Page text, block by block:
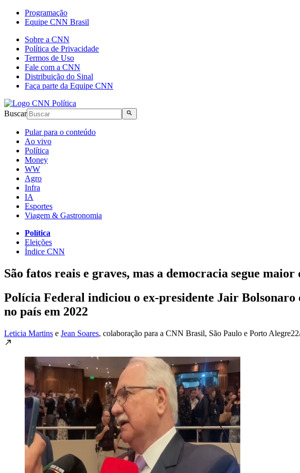
Programação
Equipe CNN Brasil
Sobre a CNN
Política de Privacidade
Termos de Uso
Fale com a CNN
Distribuição do Sinal
Faça parte da Equipe CNN
Buscar
Pular para o conteúdo
Ao vivo
Política
Money
WW
Agro
Infra
IA
Esportes
Viagem & Gastronomia
Política
Eleições
Índice CNN
São fatos reais e graves, mas a democracia segue
Polícia Federal indiciou o ex-presidente Jair Bolsonaro
no país em 2022
Leticia Martins e Jean Soares, colaboração para a CNN Brasil, São Paulo e Porto Alegre